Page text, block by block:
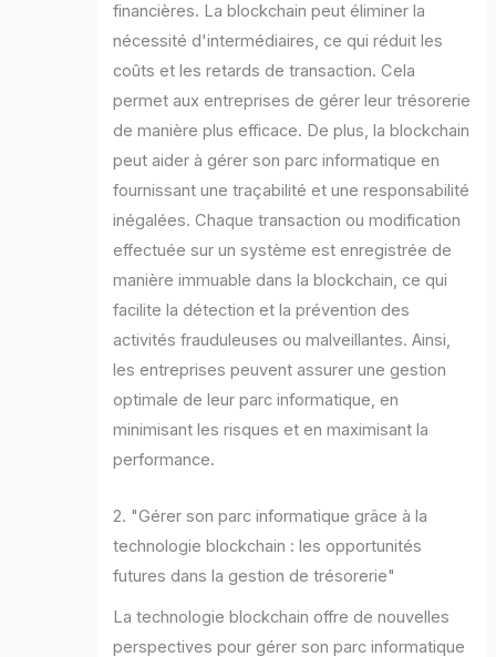
financières. La blockchain peut éliminer la
nécessité d'intermédiaires, ce qui réduit les
coûts et les retards de transaction. Cela
permet aux entreprises de gérer leur trésorerie
de manière plus efficace. De plus, la blockchain
peut aider à gérer son parc informatique en
fournissant une traçabilité et une responsabilité
inégalées. Chaque transaction ou modification
effectuée sur un système est enregistrée de
manière immuable dans la blockchain, ce qui
facilite la détection et la prévention des
activités frauduleuses ou malveillantes. Ainsi,
les entreprises peuvent assurer une gestion
optimale de leur parc informatique, en
minimisant les risques et en maximisant la
performance.
2. "Gérer son parc informatique grâce à la
technologie blockchain : les opportunités
futures dans la gestion de trésorerie"
La technologie blockchain offre de nouvelles
perspectives pour gérer son parc informatique